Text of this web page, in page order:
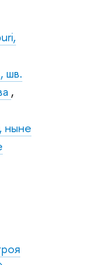
шв.
,
ныне